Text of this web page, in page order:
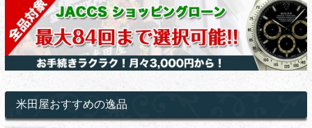
米田屋おすすめの逸品